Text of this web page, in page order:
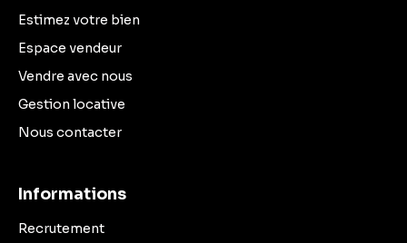
Estimez votre bien
Espace vendeur
Vendre avec nous
Gestion locative
Nous contacter
Informations
Recrutement